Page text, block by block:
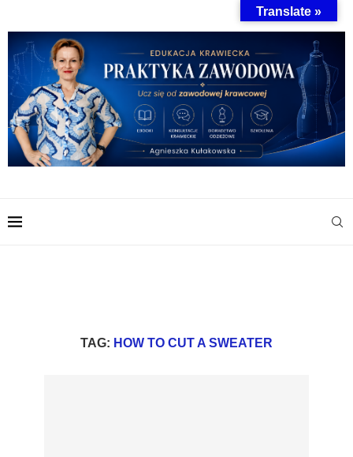
TAG: HOW TO CUT A SWEATER
Translate »